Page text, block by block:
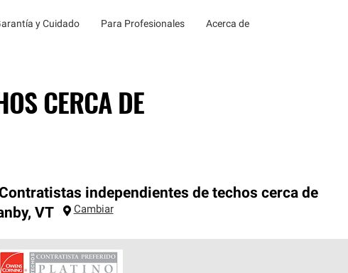
y Cuidado Para Profesionales Acerca de
CERCA DE
independientes de techos cerca de
, VT Cambiar